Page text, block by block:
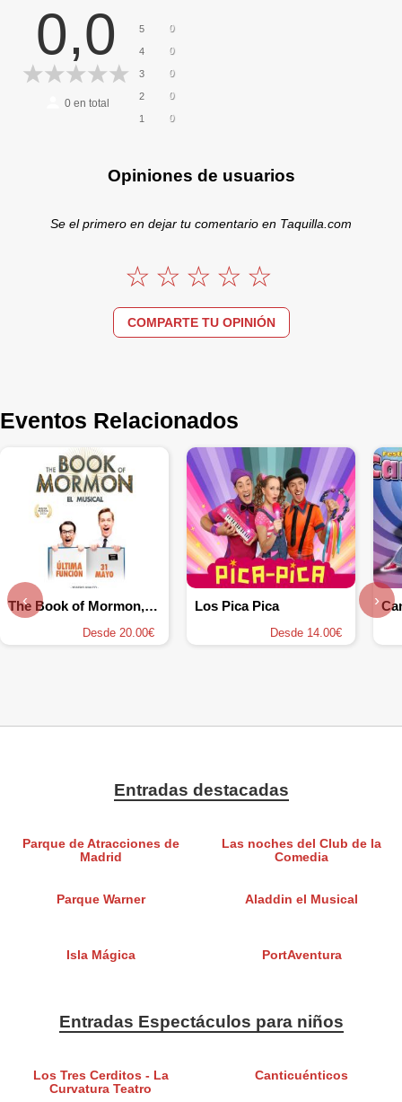
0,0
0en total
5 0
4 0
3 0
2 0
1 0
Opiniones de usuarios
Se el primero en dejar tu comentario en Taquilla.com
COMPARTE TU OPINIÓN
Eventos Relacionados
The Book of Mormon, el musical
Desde 20.00€
Los Pica Pica
Desde 14.00€
‹ ›
Entradas destacadas
Parque de Atracciones de
Madrid
Las noches del Club de la
Comedia
Parque Warner Aladdin el Musical
Isla Mágica PortAventura
Entradas Espectáculos para niños
Los Tres Cerditos - La
Curvatura Teatro
Canticuénticos